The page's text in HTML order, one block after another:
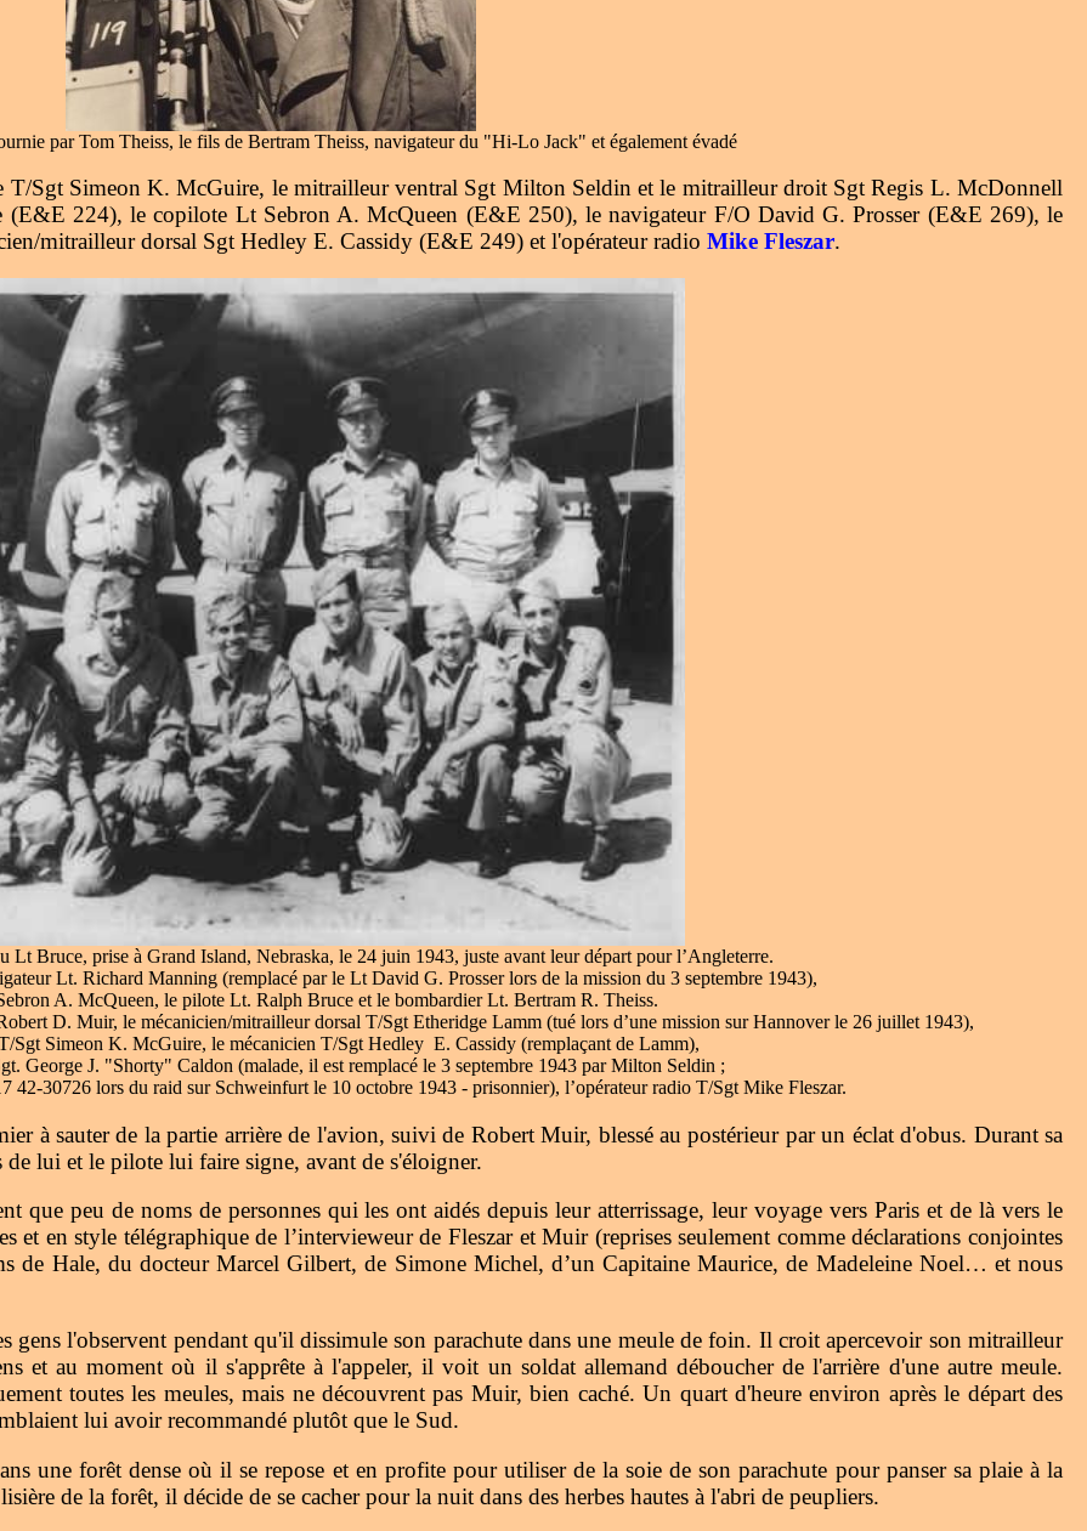
par Tom Theiss, le fils de Bertram Theiss, navigateur du "Hi-Lo Jack" et également évadé
T/Sgt Simeon K. McGuire, le mitrailleur ventral Sgt Milton Seldin et le mitrailleur droit Sgt Regis L. McDonnell
(E&E 224), le copilote Lt Sebron A. McQueen (E&E 250), le navigateur F/O David G. Prosser (E&E 269), le
mitrailleur dorsal Sgt Hedley E. Cassidy (E&E 249) et l'opérateur radio Mike Fleszar.
Lt Bruce, prise à Grand Island, Nebraska, le 24 juin 1943, juste avant leur départ pour l’Angleterre.
Lt. Richard Manning (remplacé par le Lt David G. Prosser lors de la mission du 3 septembre 1943),
A. McQueen, le pilote Lt. Ralph Bruce et le bombardier Lt. Bertram R. Theiss.
D. Muir, le mécanicien/mitrailleur dorsal T/Sgt Etheridge Lamm (tué lors d’une mission sur Hannover le 26 juillet 1943),
Sgt Simeon K. McGuire, le mécanicien T/Sgt Hedley E. Cassidy (remplaçant de Lamm),
George J. "Shorty" Caldon (malade, il est remplacé le 3 septembre 1943 par Milton Seldin ;
42-30726 lors du raid sur Schweinfurt le 10 octobre 1943 - prisonnier), l’opérateur radio T/Sgt Mike Fleszar.
à sauter de la partie arrière de l'avion, suivi de Robert Muir, blessé au postérieur par un éclat d'obus. Durant sa
lui et le pilote lui faire signe, avant de s'éloigner.
que peu de noms de personnes qui les ont aidés depuis leur atterrissage, leur voyage vers Paris et de là vers le
et en style télégraphique de l’intervieweur de Fleszar et Muir (reprises seulement comme déclarations conjointes
de Hale, du docteur Marcel Gilbert, de Simone Michel, d’un Capitaine Maurice, de Madeleine Noel… et nous
gens l'observent pendant qu'il dissimule son parachute dans une meule de foin. Il croit apercevoir son mitrailleur
et au moment où il s'apprête à l'appeler, il voit un soldat allemand déboucher de l'arrière d'une autre meule.
toutes les meules, mais ne découvrent pas Muir, bien caché. Un quart d'heure environ après le départ des
lui avoir recommandé plutôt que le Sud.
une forêt dense où il se repose et en profite pour utiliser de la soie de son parachute pour panser sa plaie à la
de la forêt, il décide de se cacher pour la nuit dans des herbes hautes à l'abri de peupliers.